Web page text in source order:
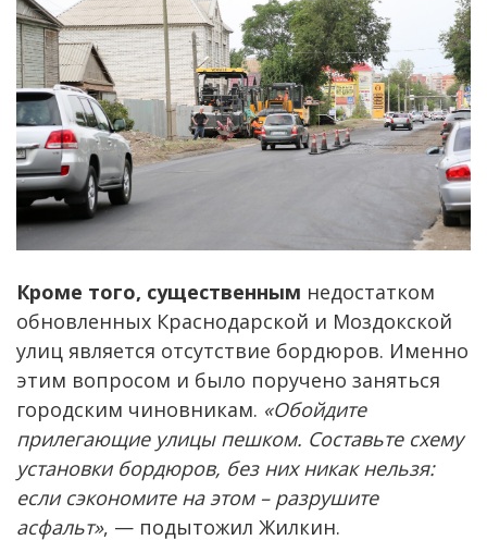
Кроме того, существенным недостатком
обновленных Краснодарской и Моздокской
улиц является отсутствие бордюров. Именно
этим вопросом и было поручено заняться
городским чиновникам. «Обойдите
прилегающие улицы пешком. Составьте схему
установки бордюров, без них никак нельзя:
если сэкономите на этом – разрушите
асфальт», — подытожил Жилкин.